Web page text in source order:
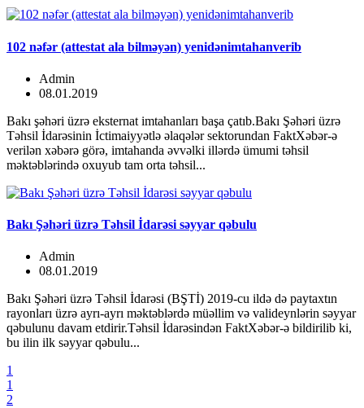
102 nəfər (attestat ala bilməyən) yenidənimtahanverib
Admin
08.01.2019
Bakı şəhəri üzrə eksternat imtahanları başa çatıb.Bakı Şəhəri üzrə
Təhsil İdarəsinin İctimaiyyətlə əlaqələr sektorundan FaktXəbər-ə
verilən xəbərə görə, imtahanda əvvəlki illərdə ümumi təhsil
məktəblərində oxuyub tam orta təhsil...
Bakı Şəhəri üzrə Təhsil İdarəsi səyyar qəbulu
Admin
08.01.2019
Bakı Şəhəri üzrə Təhsil İdarəsi (BŞTİ) 2019-cu ildə də paytaxtın
rayonları üzrə ayrı-ayrı məktəblərdə müəllim və valideynlərin səyyar
qəbulunu davam etdirir.Təhsil İdarəsindən FaktXəbər-ə bildirilib ki,
bu ilin ilk səyyar qəbulu...
1
1
2